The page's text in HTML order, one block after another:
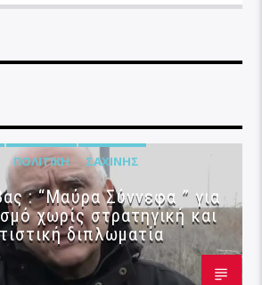
ΠΟΛΙΤΙΚΉ ΣΑΧΊΝΗΣ
: “Μαύρα Σύννεφα ” για
χωρίς στρατηγική και
διπλωματία